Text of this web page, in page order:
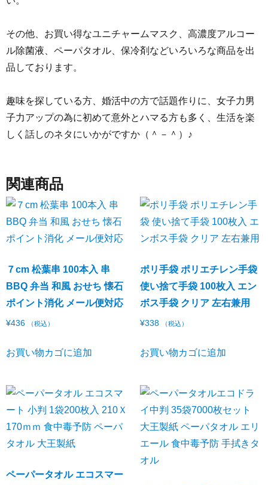
その他、お買い得なユニチャームマスク、高濃度アルコー
ル除菌液、ペーパタオル、保冷剤などいろいろな商品を出
品しております。
趣味を探している方、婚活中の方で話題作りに、女子力男
子力アップの為に初めて意外とハマる方も多く、生活を楽
しく話しのネタにいかがですか（＾－＾）♪
関連商品
７cm 松葉串 100本入 串
BBQ 弁当 和風 おせち 懐石
ポイント消化 メール便対応
¥436 （税込）
お買い物カゴに追加
ポリ手袋 ポリエチレン手袋
使い捨て手袋 100枚入 エン
ボス手袋 クリア 左右兼用
¥338 （税込）
お買い物カゴに追加
ペーパータオル エコスマー